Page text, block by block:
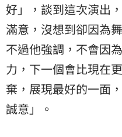
好」，談到這次演出
滿意，沒想到卻因為
不過他強調，不會因
力，下一個會比現在
棄，展現最好的一面
誠意」。